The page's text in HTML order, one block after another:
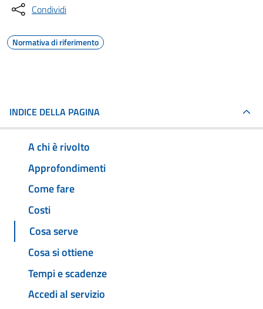
Condividi
Normativa di riferimento
INDICE DELLA PAGINA
A chi è rivolto
Approfondimenti
Come fare
Costi
Cosa serve
Cosa si ottiene
Tempi e scadenze
Accedi al servizio